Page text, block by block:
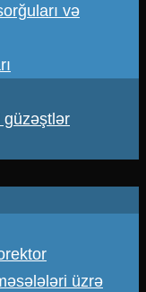
və
güzəştlər
üzrə